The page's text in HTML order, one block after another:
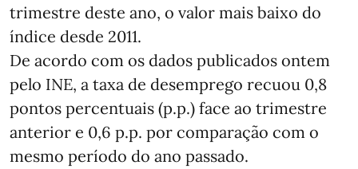
trimestre deste ano, o valor mais baixo do
índice desde 2011.
De acordo com os dados publicados ontem
pelo INE, a taxa de desemprego recuou 0,8
pontos percentuais (p.p.) face ao trimestre
anterior e 0,6 p.p. por comparação com o
mesmo período do ano passado.